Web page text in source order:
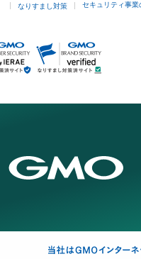
なりすまし対策 セキュリティ事業